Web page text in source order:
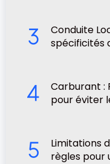
Conduite
spécificités
Carburant :
pour éviter
Limitations
règles pour